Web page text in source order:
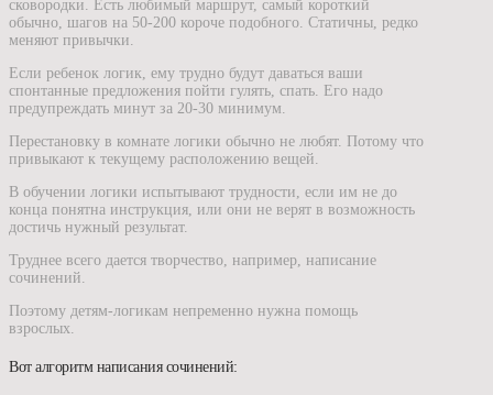
сковородки. Есть любимый маршрут, самый короткий
обычно, шагов на 50-200 короче подобного. Статичны, редко
меняют привычки.
Если ребенок логик, ему трудно будут даваться ваши
спонтанные предложения пойти гулять, спать. Его надо
предупреждать минут за 20-30 минимум.
Перестановку в комнате логики обычно не любят. Потому что
привыкают к текущему расположению вещей.
В обучении логики испытывают трудности, если им не до
конца понятна инструкция, или они не верят в возможность
достичь нужный результат.
Труднее всего дается творчество, например, написание
сочинений.
Поэтому детям-логикам непременно нужна помощь
взрослых.
Вот алгоритм написания сочинений: